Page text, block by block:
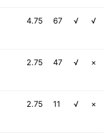
4.75 67 √ √
2.75 47 √ ×
2.75 11 √ ×